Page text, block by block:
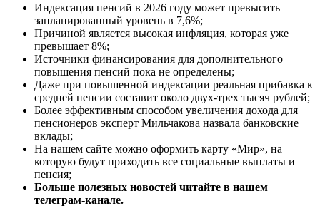
Индексация пенсий в 2026 году может превысить
запланированный уровень в 7,6%;
Причиной является высокая инфляция, которая уже
превышает 8%;
Источники финансирования для дополнительного
повышения пенсий пока не определены;
Даже при повышенной индексации реальная прибавка к
средней пенсии составит около двух-трех тысяч рублей;
Более эффективным способом увеличения дохода для
пенсионеров эксперт Мильчакова назвала банковские
вклады;
На нашем сайте можно оформить карту «Мир», на
которую будут приходить все социальные выплаты и
пенсия;
Больше полезных новостей читайте в нашем
телеграм-канале.